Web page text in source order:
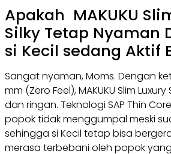
Apakah MAKUKU
Silky Tetap Nyaman
si Kecil sedang Aktif
Sangat nyaman, Moms. Dengan
mm (Zero Feel), MAKUKU Slim
dan ringan. Teknologi SAP Thin
popok tidak menggumpal meski
sehingga si Kecil tetap bisa
merasa terbebani oleh popok